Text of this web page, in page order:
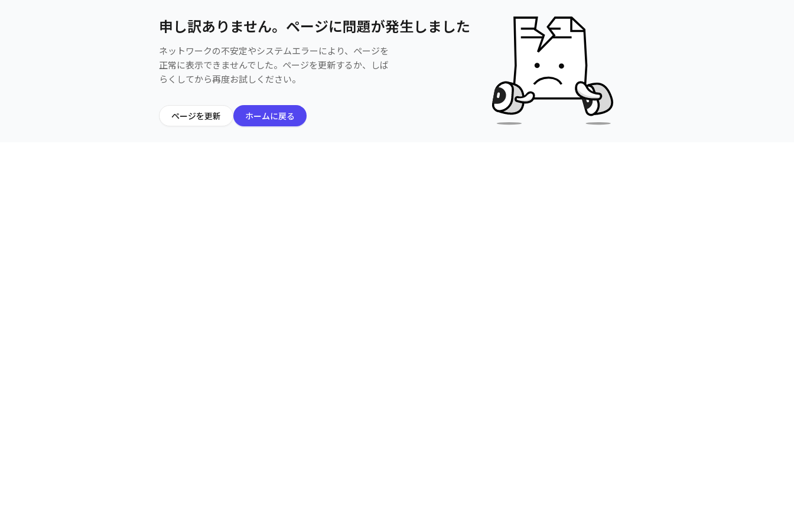
申し訳ありません。ページに問題が発生しました
ネットワークの不安定やシステムエラーにより、ページを
正常に表示できませんでした。ページを更新するか、しば
らくしてから再度お試しください。
ページを更新 ホームに戻る